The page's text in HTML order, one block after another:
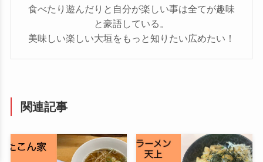
食べたり遊んだりと自分が楽しい事は全てが趣味
と豪語している。
美味しい楽しい大垣をもっと知りたい広めたい！
関連記事